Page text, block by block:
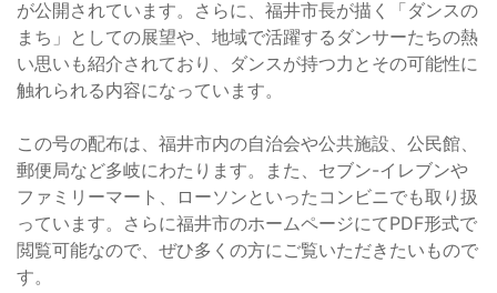
が公開されています。さらに、福井市長が描く「ダンスの
まち」としての展望や、地域で活躍するダンサーたちの熱
い思いも紹介されており、ダンスが持つ力とその可能性に
触れられる内容になっています。
この号の配布は、福井市内の自治会や公共施設、公民館、
郵便局など多岐にわたります。また、セブン-イレブンや
ファミリーマート、ローソンといったコンビニでも取り扱
っています。さらに福井市のホームページにてPDF形式で
閲覧可能なので、ぜひ多くの方にご覧いただきたいもので
す。